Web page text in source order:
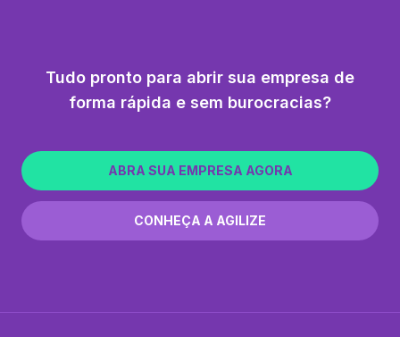
Tudo pronto para abrir sua empresa de
forma rápida e sem burocracias?
ABRA SUA EMPRESA AGORA
CONHEÇA A AGILIZE